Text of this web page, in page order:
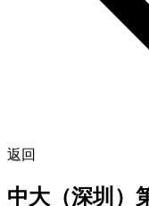
返回
中大（深圳）